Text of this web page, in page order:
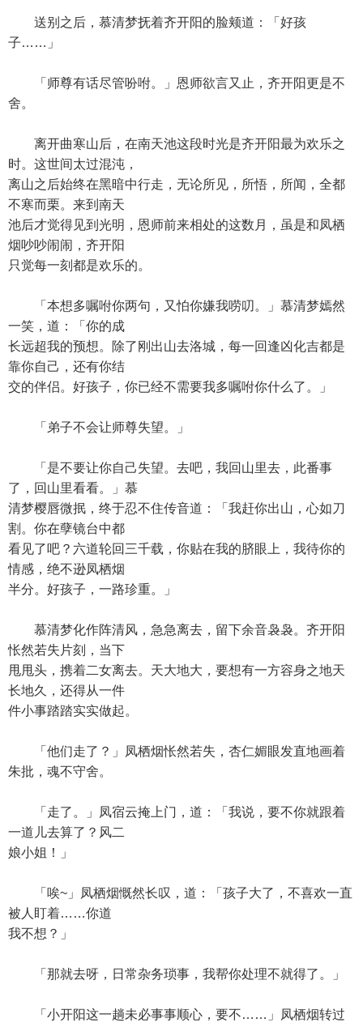
送别之后，慕清梦抚着齐开阳的脸颊道：「好孩
子……」
「师尊有话尽管吩咐。」恩师欲言又止，齐开阳更是不
舍。
离开曲寒山后，在南天池这段时光是齐开阳最为欢乐之
时。这世间太过混沌，
离山之后始终在黑暗中行走，无论所见，所悟，所闻，全都
不寒而栗。来到南天
池后才觉得见到光明，恩师前来相处的这数月，虽是和凤栖
烟吵吵闹闹，齐开阳
只觉每一刻都是欢乐的。
「本想多嘱咐你两句，又怕你嫌我唠叨。」慕清梦嫣然
一笑，道：「你的成
长远超我的预想。除了刚出山去洛城，每一回逢凶化吉都是
靠你自己，还有你结
交的伴侣。好孩子，你已经不需要我多嘱咐你什么了。」
「弟子不会让师尊失望。」
「是不要让你自己失望。去吧，我回山里去，此番事
了，回山里看看。」慕
清梦樱唇微抿，终于忍不住传音道：「我赶你出山，心如刀
割。你在孽镜台中都
看见了吧？六道轮回三千载，你贴在我的脐眼上，我待你的
情感，绝不逊凤栖烟
半分。好孩子，一路珍重。」
慕清梦化作阵清风，急急离去，留下余音袅袅。齐开阳
怅然若失片刻，当下
甩甩头，携着二女离去。天大地大，要想有一方容身之地天
长地久，还得从一件
件小事踏踏实实做起。
「他们走了？」凤栖烟怅然若失，杏仁媚眼发直地画着
朱批，魂不守舍。
「走了。」凤宿云掩上门，道：「我说，要不你就跟着
一道儿去算了？风二
娘小姐！」
「唉~」凤栖烟慨然长叹，道：「孩子大了，不喜欢一直
被人盯着……你道
我不想？」
「那就去呀，日常杂务琐事，我帮你处理不就得了。」
「小开阳这一趟未必事事顺心，要不……」凤栖烟转过